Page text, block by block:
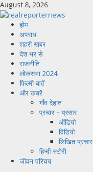
Skip
to
content
August 8, 2026
Primary
Menu
होम
अपराध
शहरी खबर
देश भर से
राजनीति
लोकसभा 2024
फिल्मी बातें
और खबरें
गाँव देहात
प्रचार – प्रसार
ऑडियो
विडियो
लिखित प्रचार
हिन्दी स्टोरी
जीवन परिचय